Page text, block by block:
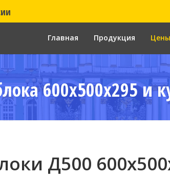
Главная Продукция Цены
600x500x295 и
Д500